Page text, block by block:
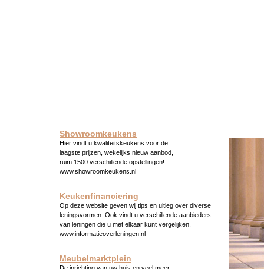
Showroomkeukens
Hier vindt u kwaliteitskeukens voor de
laagste prijzen, wekelijks nieuw aanbod,
ruim 1500 verschillende opstellingen!
www.showroomkeukens.nl
Keukenfinanciering
Op deze website geven wij tips en uitleg over diverse
leningsvormen. Ook vindt u verschillende aanbieders
van leningen die u met elkaar kunt vergelijken.
www.informatieoverleningen.nl
Meubelmarktplein